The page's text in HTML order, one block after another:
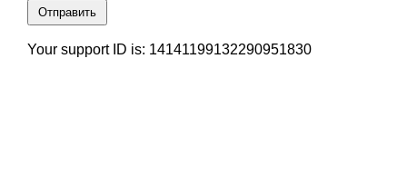
Отправить
Your support ID is: 14141199132290951830